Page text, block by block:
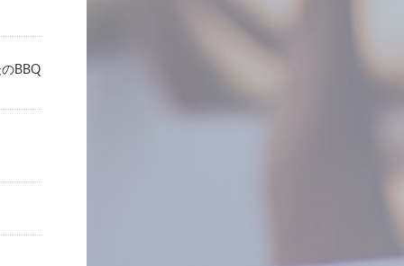
BBQ